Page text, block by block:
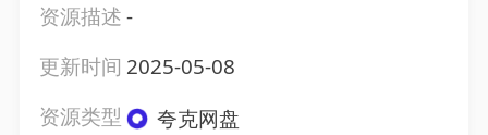
资源描述-
更新时间 2025-05-08
资源类型
夸克网盘